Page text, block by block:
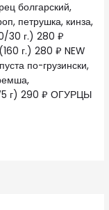
болгарский,
петрушка, кинза,
30 г.) 280 ₽
г.) 280 ₽ NEW
по-грузински,
г) 290 ₽ ОГУРЦЫ